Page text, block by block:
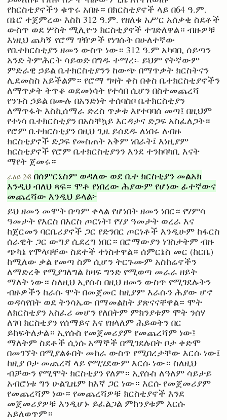
የክርስቲያኖችን ቁጥሩ አበዙ። በክርስቲያኖች ላይ በ64 ዓ.ም.
በኔሮ ተጀምረው እስከ 312 ዓ.ም. የዘለቁ አሥር አሰቃቂ ስደቶች
ውስጥ ወደ ሦስት ሚሊዮን ክርስቲያኖች ተገድለዋል። ብዙዎቹ
እነዚህ ጨካኝ የሮማ ገዥዎች የነገሱት በሁለተኛው
የቤተክርስቲያን ዘመን ውስጥ ነው። 312 ዓ.ም አካባቢ ሰይጣን
አንድ ትምሕርት ሳይወድ በግዱ ተማረ፡- ይህም የትኛውም
ምድራዊ ኃይል ቤተክርስቲያንን ከውጭ በማጥቃት ክርስትናን
ሊደመስስ አይችልም። የሮማ ግዛት ቀስ በቀስ ቤተክርስቲያኖችን
ለማጥቃት ትጥቆ ወደመነሳት የተሳበ ሲሆን በስተመጨረሻ
የንጉስ ኃይል በሙሉ በአንድነት ተሰባስቦ ቤተክርስቲያን
ለማጥፋት እስኪሰማራ ድረስ ጥቃቱ እየተባባሰ መጣ፤ በዚህም
የተነሳ ቤተክርስቲያን በአስቸኳይ እርዳታና ድጋፍ አስፈለጋት።
የሮም ቤተክርስቲያን በዚህ ጊዜ ይሰደዱ ለነበሩ ለብዙ
ክርስቲያኖች ድጋፍ የመስጠት አቅም ነበራት፤ እነዚያም
ክርስቲያኖች የሮም ቤተክርስቲያንን እንደ ተንከባካቢ እናት
ማየት ጀመሩ።
ራዕይ 2፡8 በሰምርኔስም ወዳለው ወደ ቤተ ክርስቲያን መልአክ
እንዲህ ብለህ ጻፍ። ሞቶ የነበረው ሕያውም የሆነው ፊተኛውና
መጨረሻው እንዲህ ይላል፦
ይህ ዘመን መሞት በጣም ቀላል የሆነበት ዘመን ነበር። የሃምሳ
ዓመታት የእርስ በእርስ ጦርነት፣ የሃያ ዓመታት ወረራ እና
ከጀርመን ባርቤሪያኖች ጋር የድንበር ጦርነቶች እንዲሁም ከፋርስ
ሰራዊት ጋር ውግያ ሲደረግ ነበር። በሮማውያን ነገስታትም ብዙ
ጭካኔ የሞላባቸው ስደተች ተነስተዋል። ሰምርኔስ መር (ከርቤ)
ከሚለው ቃል የመጣ ስም ሲሆን ትርጉሙም አስከሬኖችን
ለማድረቅ የሚያገለግል ከዛፍ ግንድ የሚወጣ መራራ ዘይት
ማለት ነው። ስለዚህ ኢየሱስ በዚህ ዘመን ውስጥ የሚገደሉትን
ብዙዎችን ከራሱ ሞት በመጀመር ከዚያም እራሱን ሕያው ሆኖ
ወዳሳየበት ወደ ትንሳኤው በማመልከት ያጽናናቸዋል። ሞት
ለክርስቲያን አስፈሪ መሆን የለበትም ምክንያቱም ሞት ንሰሃ
ለገባ ክርስቲያን የሰማይና እና የዘላለም ሕይወትን በር
ይከፍትለታል። ኢየሱስ የመጀመሪያም የመጨረሻም ነው፤
ማለትም ስደቶች ሲነሱ አማኞች በሚገደሉበት ቦታ ቀድሞ
በመገኘት በሚያልፉበት መከራ ውስጥ የሚበረታቸው እርሱ ነው፤
ከዚያ ቦታ መጨረሻ ላይ የሚሄደውም እርሱ ነው። ስለዚህ
ብቻውን የሚሞት ክርስቲያን የለም። ኢየሱስ ለዓለም ሳይታይ
አብሮነቱ ግን ሁልጊዜም ከእኛ ጋር ነው። እርሱ የመጀመሪያም
የመጨረሻም ነው። የመጨረሻዎቹ ክርስቲያኖች እንደ
መጀመሪያዎቹ እንዲሆኑ ይፈልጋል ምክንያቱም እርሱ
አይለወጥም።